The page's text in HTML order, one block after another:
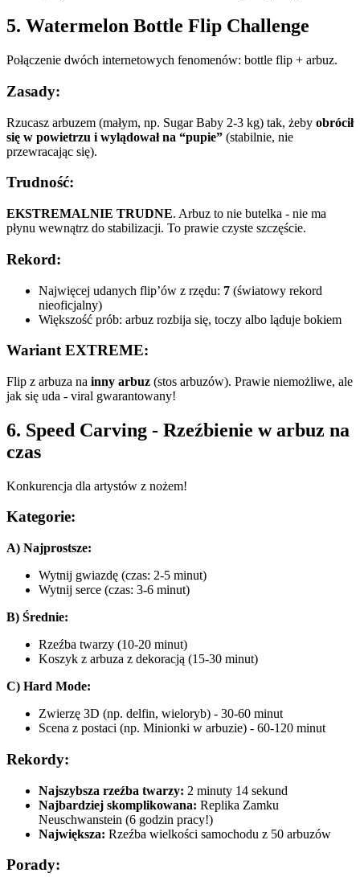
5. Watermelon Bottle Flip Challenge
Połączenie dwóch internetowych fenomenów: bottle flip + arbuz.
Zasady:
Rzucasz arbuzem (małym, np. Sugar Baby 2-3 kg) tak, żeby obrócił
się w powietrzu i wylądował na “pupie” (stabilnie, nie
przewracając się).
Trudność:
EKSTREMALNIE TRUDNE. Arbuz to nie butelka - nie ma
płynu wewnątrz do stabilizacji. To prawie czyste szczęście.
Rekord:
Najwięcej udanych flip’ów z rzędu: 7 (światowy rekord
nieoficjalny)
Większość prób: arbuz rozbija się, toczy albo ląduje bokiem
Wariant EXTREME:
Flip z arbuza na inny arbuz (stos arbuzów). Prawie niemożliwe, ale
jak się uda - viral gwarantowany!
6. Speed Carving - Rzeźbienie w arbuz na
czas
Konkurencja dla artystów z nożem!
Kategorie:
A) Najprostsze:
Wytnij gwiazdę (czas: 2-5 minut)
Wytnij serce (czas: 3-6 minut)
B) Średnie:
Rzeźba twarzy (10-20 minut)
Koszyk z arbuza z dekoracją (15-30 minut)
C) Hard Mode:
Zwierzę 3D (np. delfin, wieloryb) - 30-60 minut
Scena z postaci (np. Minionki w arbuzie) - 60-120 minut
Rekordy:
Najszybsza rzeźba twarzy: 2 minuty 14 sekund
Najbardziej skomplikowana: Replika Zamku
Neuschwanstein (6 godzin pracy!)
Największa: Rzeźba wielkości samochodu z 50 arbuzów
Porady: